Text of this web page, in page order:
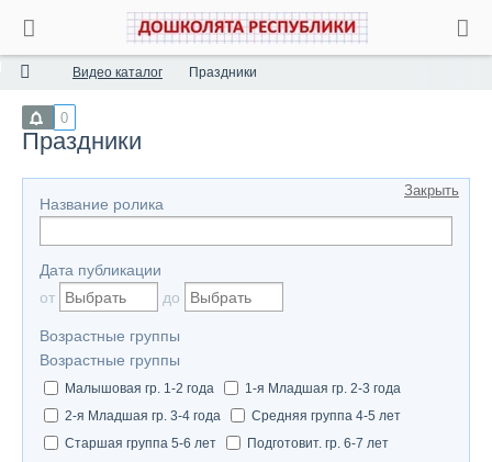
Видео каталог Праздники
0
Праздники
Закрыть
Название ролика
Дата публикации
от
до
Возрастные группы
Возрастные группы
Малышовая гр. 1-2 года
1-я Младшая гр. 2-3 года
2-я Младшая гр. 3-4 года
Средняя группа 4-5 лет
Старшая группа 5-6 лет
Подготовит. гр. 6-7 лет